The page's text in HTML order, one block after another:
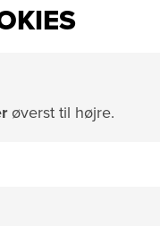
øverst til højre.